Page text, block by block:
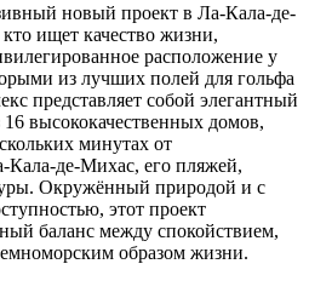
новый проект в Ла-Кала-де-
ищет качество жизни,
расположение у
из лучших полей для гольфа
представляет собой элегантный
высококачественных домов,
минутах от
Кала-де-Михас, его пляжей,
Окружённый природой и с
этот проект
баланс между спокойствием,
образом жизни.